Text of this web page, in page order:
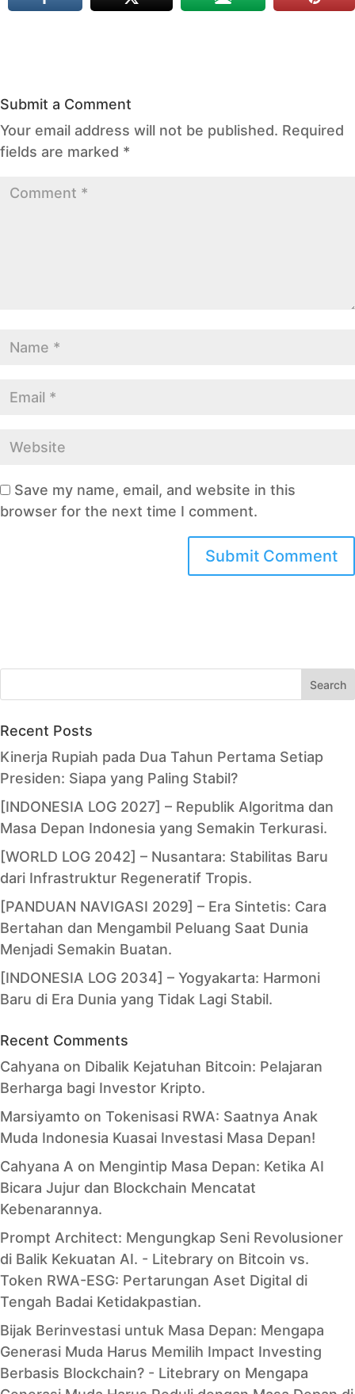
Submit a Comment
Your email address will not be published. Required
fields are marked *
Save my name, email, and website in this
browser for the next time I comment.
Search
Recent Posts
Kinerja Rupiah pada Dua Tahun Pertama Setiap
Presiden: Siapa yang Paling Stabil?
[INDONESIA LOG 2027] – Republik Algoritma dan
Masa Depan Indonesia yang Semakin Terkurasi.
[WORLD LOG 2042] – Nusantara: Stabilitas Baru
dari Infrastruktur Regeneratif Tropis.
[PANDUAN NAVIGASI 2029] – Era Sintetis: Cara
Bertahan dan Mengambil Peluang Saat Dunia
Menjadi Semakin Buatan.
[INDONESIA LOG 2034] – Yogyakarta: Harmoni
Baru di Era Dunia yang Tidak Lagi Stabil.
Recent Comments
Cahyana on Dibalik Kejatuhan Bitcoin: Pelajaran
Berharga bagi Investor Kripto.
Marsiyamto on Tokenisasi RWA: Saatnya Anak
Muda Indonesia Kuasai Investasi Masa Depan!
Cahyana A on Mengintip Masa Depan: Ketika AI
Bicara Jujur dan Blockchain Mencatat
Kebenarannya.
Prompt Architect: Mengungkap Seni Revolusioner
di Balik Kekuatan AI. - Litebrary on Bitcoin vs.
Token RWA-ESG: Pertarungan Aset Digital di
Tengah Badai Ketidakpastian.
Bijak Berinvestasi untuk Masa Depan: Mengapa
Generasi Muda Harus Memilih Impact Investing
Berbasis Blockchain? - Litebrary on Mengapa